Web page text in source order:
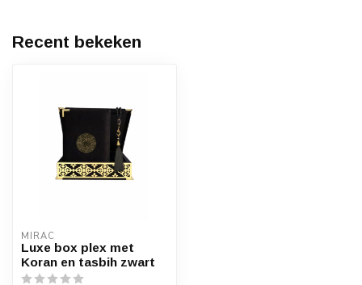
Recent bekeken
MIRAC
Luxe box plex met
Koran en tasbih zwart